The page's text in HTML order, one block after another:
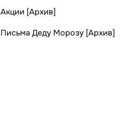
Акции [Архив]
Письма Деду Морозу [Архив]